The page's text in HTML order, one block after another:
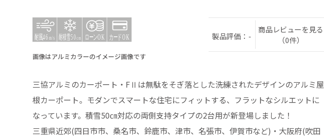
画像はアルミカラーのイメージ画像です
製品評価：-
商品レビューを見る
（0件）
三協アルミのカーポート・FⅡは無駄をそぎ落とした洗練されたデザインのアルミ屋
根カーポート。モダンでスマートな住宅にフィットする、フラットなシルエットに
なっています。積雪50㎝対応の両側支持タイプの2台用が新登場しました！
三重県近郊(四日市市、桑名市、鈴鹿市、津市、名張市、伊賀市など)・大阪府(吹田